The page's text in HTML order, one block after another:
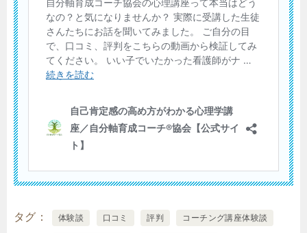
タグ 体験談 口コミ 評判 コーチング講座体験談